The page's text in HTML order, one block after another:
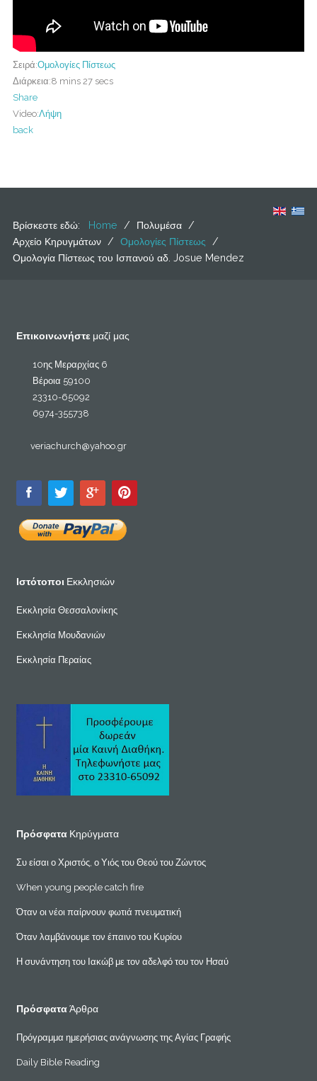
Σειρά:Ομολογίες Πίστεως
Διάρκεια:8 mins 27 secs
Share
Video:Λήψη
back
Βρίσκεστε εδώ: Home / Πολυμέσα /
Αρχείο Κηρυγμάτων / Ομολογίες Πίστεως /
Ομολογία Πίστεως του Ισπανού αδ. Josue Mendez
Επικοινωνήστε μαζί μας
10ης Μεραρχίας 6
Βέροια 59100
23310-65092
6974-355738
veriachurch@yahoo.gr
Ιστότοποι Εκκλησιών
Εκκλησία Θεσσαλονίκης
Εκκλησία Μουδανιών
Εκκλησία Περαίας
Πρόσφατα Κηρύγματα
Συ είσαι ο Χριστός, ο Υιός του Θεού του Ζώντος
When young people catch fire
Όταν οι νέοι παίρνουν φωτιά πνευματική
Όταν λαμβάνουμε τον έπαινο του Κυρίου
Η συνάντηση του Ιακώβ με τον αδελφό του τον Ησαύ
ΠρόσφαταΆρθρα
Πρόγραμμα ημερήσιας ανάγνωσης της Αγίας Γραφής
Daily Bible Reading